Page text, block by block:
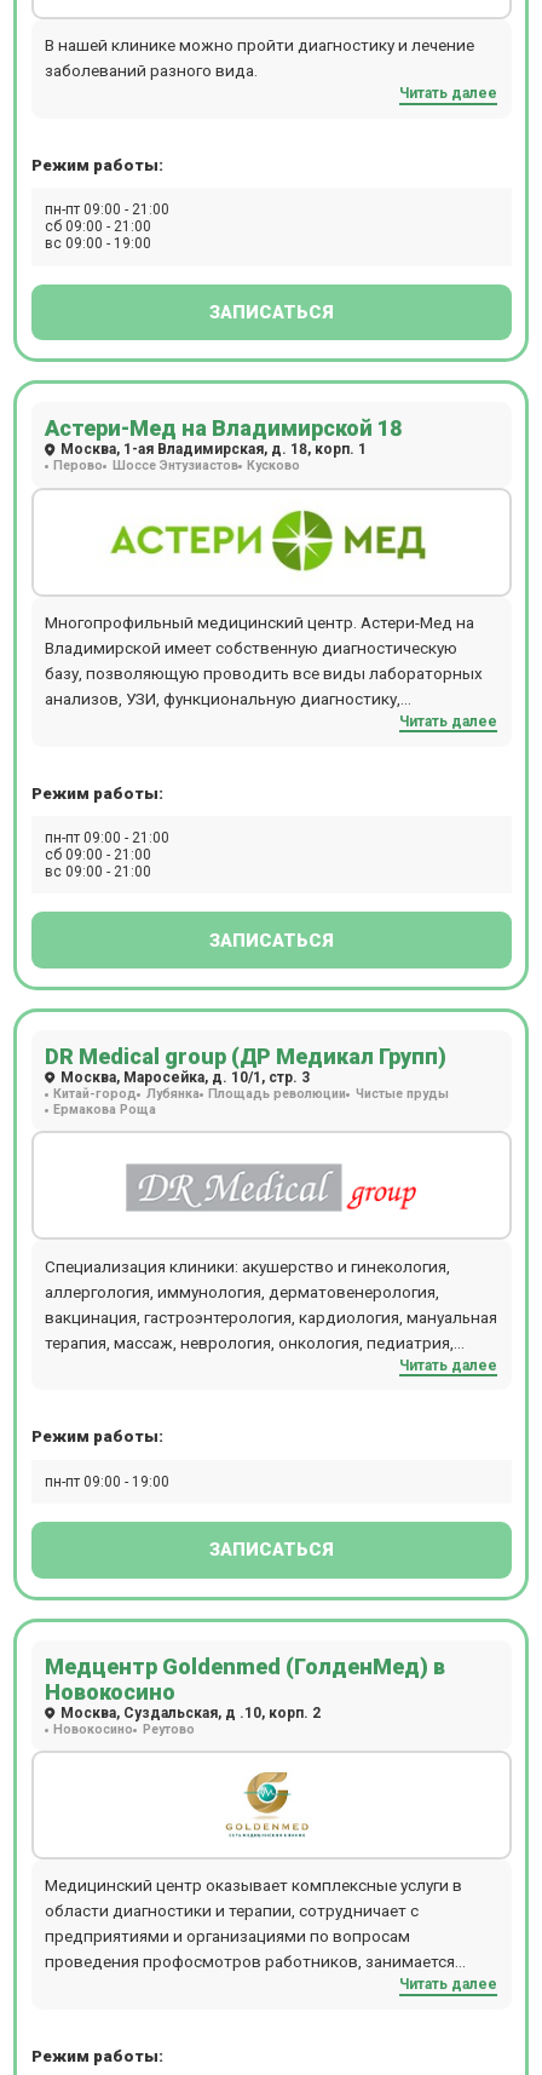
В нашей клинике можно пройти диагностику и лечение
заболеваний разного вида.
Читать далее
Режим работы:
пн-пт 09:00 - 21:00
сб 09:00 - 21:00
вс 09:00 - 19:00
ЗАПИСАТЬСЯ
Астери-Мед на Владимирской 18
Москва, 1-ая Владимирская, д. 18, корп. 1
Перово Шоссе Энтузиастов Кусково
Многопрофильный медицинский центр. Астери-Мед на
Владимирской имеет собственную диагностическую
базу, позволяющую проводить все виды лабораторных
анализов, УЗИ, функциональную диагностику,
эндоскопические методы исследования, гастроскопию,
Прием осуществляется по предварительной записи.
Читать далее
Режим работы:
пн-пт 09:00 - 21:00
сб 09:00 - 21:00
вс 09:00 - 21:00
ЗАПИСАТЬСЯ
DR Medical group (ДР Медикал Групп)
Москва, Маросейка, д. 10/1, стр. 3
Китай-город Лубянка Площадь революции Чистые пруды
Ермакова Роща
Специализация клиники: акушерство и гинекология,
аллергология, иммунология, дерматовенерология,
вакцинация, гастроэнтерология, кардиология, мануальная
терапия, массаж, неврология, онкология, педиатрия,
психотерапия, ревматология, терапия, травматология,
исследования, выдача листков нетрудоспособности.
постановкой мониторов ЭКГ и АД, а также проведение
стресс-теста и эхокардиографии.
Читать далее
Режим работы:
пн-пт 09:00 - 19:00
ЗАПИСАТЬСЯ
Медцентр Goldenmed (ГолденМед) в
Новокосино
Москва, Суздальская, д .10, корп. 2
Новокосино Реутово
Медицинский центр оказывает комплексные услуги в
области диагностики и терапии, сотрудничает с
предприятиями и организациями по вопросам
проведения профосмотров работников, занимается
Читать далее
Режим работы: